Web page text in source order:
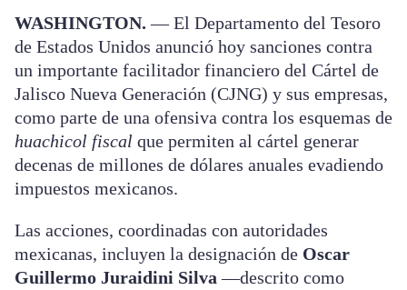
WASHINGTON.— El Departamento del Tesoro
de Estados Unidos anunció hoy sanciones contra
un importante facilitador financiero del Cártel de
Jalisco Nueva Generación (CJNG) y sus empresas,
como parte de una ofensiva contra los esquemas de
huachicol fiscal que permiten al cártel generar
decenas de millones de dólares anuales evadiendo
impuestos mexicanos.
Las acciones, coordinadas con autoridades
mexicanas, incluyen la designación de Oscar
Guillermo Juraidini Silva —descrito como